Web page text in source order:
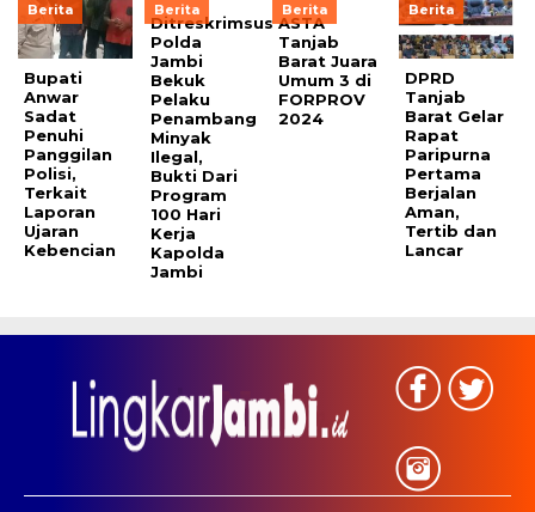
Berita
Bupati
Anwar
Sadat
Penuhi
Panggilan
Polisi,
Terkait
Laporan
Ujaran
Kebencian
Berita
Ditreskrimsus
Polda
Jambi
Bekuk
Pelaku
Penambang
Minyak
Ilegal,
Bukti Dari
Program
100 Hari
Kerja
Kapolda
Jambi
Berita
ASTA
Tanjab
Barat Juara
Umum 3 di
FORPROV
2024
Berita
DPRD
Tanjab
Barat Gelar
Rapat
Paripurna
Pertama
Berjalan
Aman,
Tertib dan
Lancar